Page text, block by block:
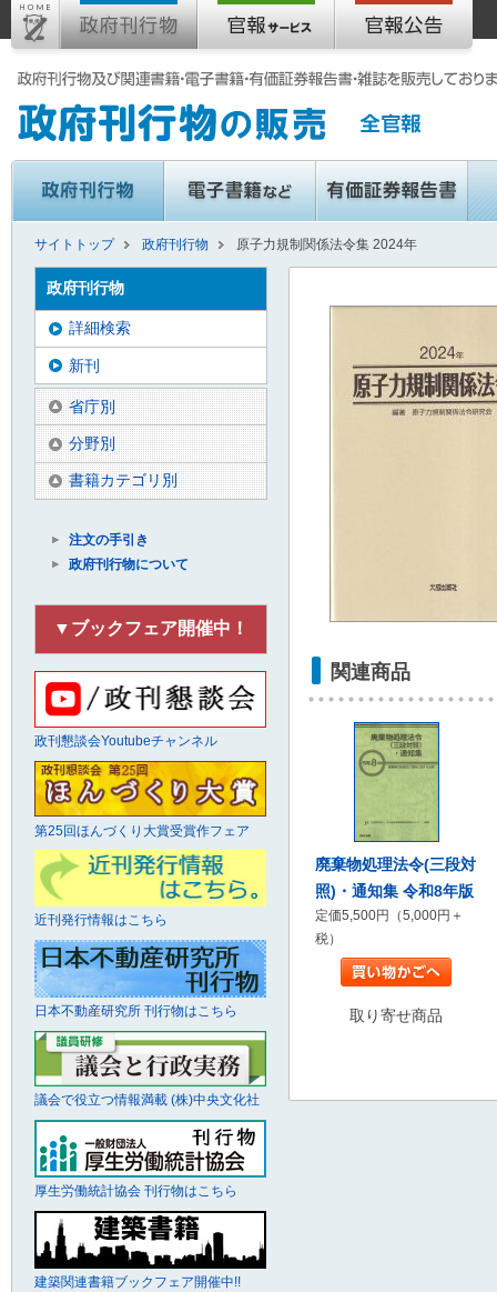
サイトトップ 政府刊行物 原子力規制関係法令集 2024年
関連商品
廃棄物処理法令(三段対
照)・通知集 令和8年版
定価5,500円（5,000円＋
税）
取り寄せ商品
政府刊行物
詳細検索
新刊
省庁別
分野別
書籍カテゴリ別
注文の手引き
政府刊行物について
▼ブックフェア開催中！
政刊懇談会Youtubeチャンネル
第25回ほんづくり大賞受賞作フェア
近刊発行情報はこちら
日本不動産研究所 刊行物はこちら
議会で役立つ情報満載 (株)中央文化社
厚生労働統計協会 刊行物はこちら
建築関連書籍ブックフェア開催中!!